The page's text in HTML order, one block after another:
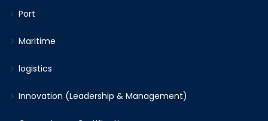
Port
Maritime
logistics
Innovation (Leadership & Management)